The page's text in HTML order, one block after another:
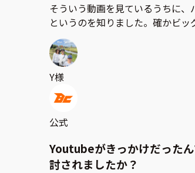
そういう動画を見ているうちに、
というのを知りました。確かビッ
Y様
公式
Youtubeがきっかけだった
討されましたか？